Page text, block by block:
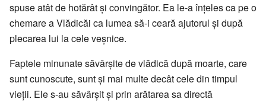
spuse atât de hotărât și convingător. Ea le-a înțeles ca pe o
chemare a Vlădicăi ca lumea să-i ceară ajutorul și după
plecarea lui la cele veșnice.
Faptele minunate săvârșite de vlădică după moarte, care
sunt cunoscute, sunt și mai multe decât cele din timpul
vieții. Ele s-au săvârșit și prin arătarea sa directă